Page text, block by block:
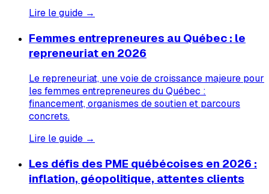
Lire le guide →
Femmes entrepreneures au Québec : le
repreneuriat en 2026
Le repreneuriat, une voie de croissance majeure pour
les femmes entrepreneures du Québec :
financement, organismes de soutien et parcours
concrets.
Lire le guide →
Les défis des PME québécoises en 2026 :
inflation, géopolitique, attentes clients